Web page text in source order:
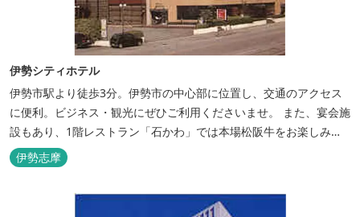
伊勢シティホテル
伊勢市駅より徒歩3分。伊勢市の中心部に位置し、交通のアクセス
に便利。ビジネス・観光にぜひご利用くださいませ。 また、宴会施
設もあり、1階レストラン「石かわ」では本場松阪牛をお楽しみい
ただけます。
伊勢志摩